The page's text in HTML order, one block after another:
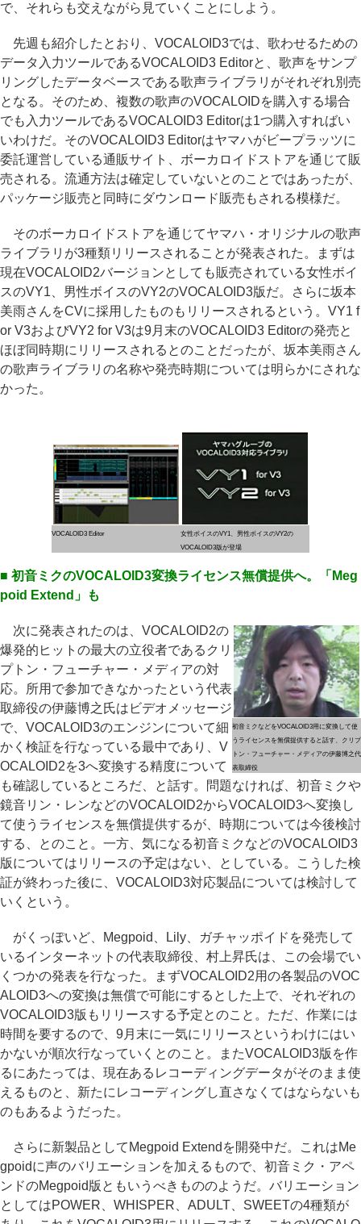
で、それらも交えながら見ていくことにしよう。
先週も紹介したとおり、VOCALOID3では、歌わせるための
データ入力ツールであるVOCALOID3 Editorと、歌声をサンプ
リングしたデータベースである歌声ライブラリがそれぞれ別売
となる。そのため、複数の歌声のVOCALOIDを購入する場合
でも入力ツールであるVOCALOID3 Editorは1つ購入すればい
いわけだ。そのVOCALOID3 Editorはヤマハがビープラッツに
委託運営している通販サイト、ボーカロイドストアを通じて販
売される。流通方法は確定していないとのことではあったが、
パッケージ販売と同時にダウンロード販売もされる模様だ。
そのボーカロイドストアを通じてヤマハ・オリジナルの歌声
ライブラリが3種類リリースされることが発表された。まずは
現在VOCALOID2バージョンとしても販売されている女性ボイ
スのVY1、男性ボイスのVY2のVOCALOID3版だ。さらに坂本
美雨さんをCVに採用したものもリリースされるという。VY1 f
or V3およびVY2 for V3は9月末のVOCALOID3 Editorの発売と
ほぼ同時期にリリースされるとのことだったが、坂本美雨さん
の歌声ライブラリの名称や発売時期については明らかにされな
かった。
VOCALOID3 Editor
女性ボイスのVY1、男性ボイスのVY2の
VOCALOID3版が登場
■ 初音ミクのVOCALOID3変換ライセンス無償提供へ。「Meg
poid Extend」も
初音ミクなどをVOCALOID3用に変換して使
うライセンスを無償提供すると話す、クリプ
トン・フューチャー・メディアの伊藤博之代
表取締役
次に発表されたのは、VOCALOID2の
爆発的ヒットの最大の立役者であるクリ
プトン・フューチャー・メディアの対
応。所用で参加できなかったという代表
取締役の伊藤博之氏はビデオメッセージ
で、VOCALOID3のエンジンについて細
かく検証を行なっている最中であり、V
OCALOID2を3へ変換する精度について
も確認しているところだ、と話す。問題なければ、初音ミクや
鏡音リン・レンなどのVOCALOID2からVOCALOID3へ変換し
て使うライセンスを無償提供するが、時期については今後検討
する、とのこと。一方、気になる初音ミクなどのVOCALOID3
版についてはリリースの予定はない、としている。こうした検
証が終わった後に、VOCALOID3対応製品については検討して
いくという。
がくっぽいど、Megpoid、Lily、ガチャッポイドを発売して
いるインターネットの代表取締役、村上昇氏は、この会場でい
くつかの発表を行なった。まずVOCALOID2用の各製品のVOC
ALOID3への変換は無償で可能にするとした上で、それぞれの
VOCALOID3版もリリースする予定とのこと。ただ、作業には
時間を要するので、9月末に一気にリリースというわけにはい
かないが順次行なっていくとのこと。またVOCALOID3版を作
るにあたっては、現在あるレコーディングデータがそのまま使
えるものと、新たにレコーディングし直さなくてはならないも
のもあるようだった。
さらに新製品としてMegpoid Extendを開発中だ。これはMe
gpoidに声のバリエーションを加えるもので、初音ミク・アペ
ンドのMegpoid版ともいうべきもののようだ。バリエーション
としてはPOWER、WHISPER、ADULT、SWEETの4種類が